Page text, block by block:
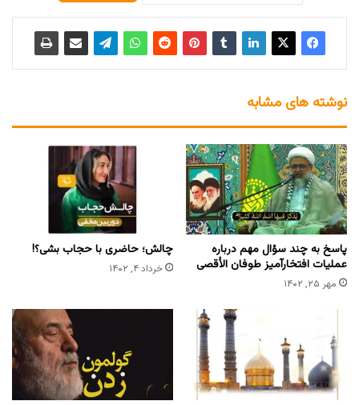
نوشته های مشابه
پاسخ به چند سؤال مهم درباره
عملیات افتخارآمیز طوفان الأقصی
مهر ۲۵, ۱۴۰۲
چالش؛ حاضری با حجاب بشی؟!
خرداد ۴, ۱۴۰۲